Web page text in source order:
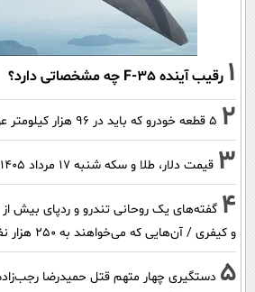
1 رقیب آینده F-35 چه مشخصاتی دارد؟
2 ۵ قطعه خودرو که باید در ۹۶ هزار کیلومتر عوض کنید
3 قیمت دلار، طلا و سکه شنبه ۱۷ مرداد ۱۴۰۵ (+جدول قیمت)
4
و کیفری / آن‌هایی که می‌خواهند به ۲۵۰ هزار نفر بپیوندند بدانند ...
5 دستگیری چهار متهم قتل حمیدرضا